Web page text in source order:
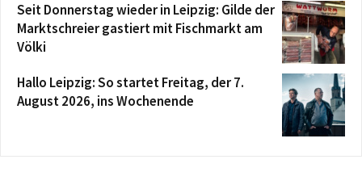
Seit Donnerstag wieder in Leipzig: Gilde der
Marktschreier gastiert mit Fischmarkt am
Völki
Hallo Leipzig: So startet Freitag, der 7.
August 2026, ins Wochenende